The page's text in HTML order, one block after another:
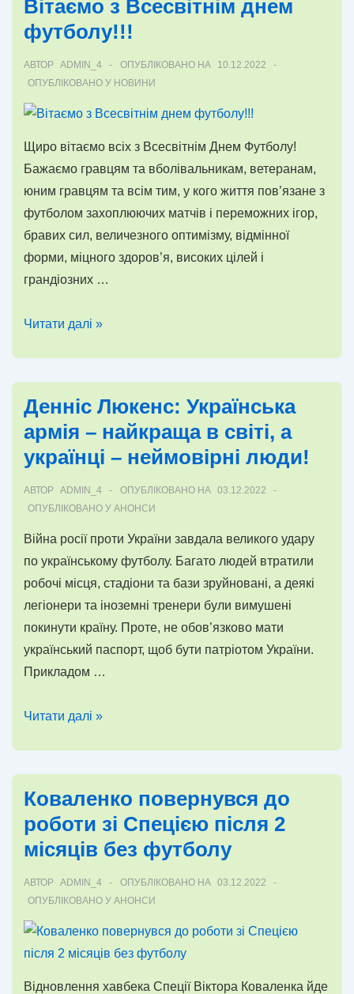
поле
після
Вітаємо з Всесвітнім днем
футболу!!!
АВТОР ADMIN_4 ОПУБЛІКОВАНО НА
10.12.2022
ОПУБЛІКОВАНО У НОВИНИ
Щиро вітаємо всіх з Всесвітнім Днем Футболу!
Бажаємо гравцям та вболівальникам, ветеранам,
юним гравцям та всім тим, у кого життя пов’язане з
футболом захоплюючих матчів і переможних ігор,
бравих сил, величезного оптимізму, відмінної
форми, міцного здоров’я, високих цілей і
грандіозних …
Вітаємо
футболу!!!
Читати далі »
Денніс Люкенс: Українська
армія – найкраща в світі, а
українці – неймовірні люди!
АВТОР ADMIN_4 ОПУБЛІКОВАНО НА 03.12.2022
ОПУБЛІКОВАНО У АНОНСИ
Війна росії проти України завдала великого удару
по українському футболу. Багато людей втратили
робочі місця, стадіони та бази зруйновані, а деякі
легіонери та іноземні тренери були вимушені
покинути країну. Проте, не обов’язково мати
український паспорт, щоб бути патріотом України.
Прикладом …
Денніс
–
найкраща
в
–
неймовірні
люди!
Читати далі »
Коваленко повернувся до
роботи зі Спецією після 2
місяців без футболу
АВТОР ADMIN_4 ОПУБЛІКОВАНО НА 03.12.2022
ОПУБЛІКОВАНО У АНОНСИ
Відновлення хавбека Спеції Віктора Коваленка йде